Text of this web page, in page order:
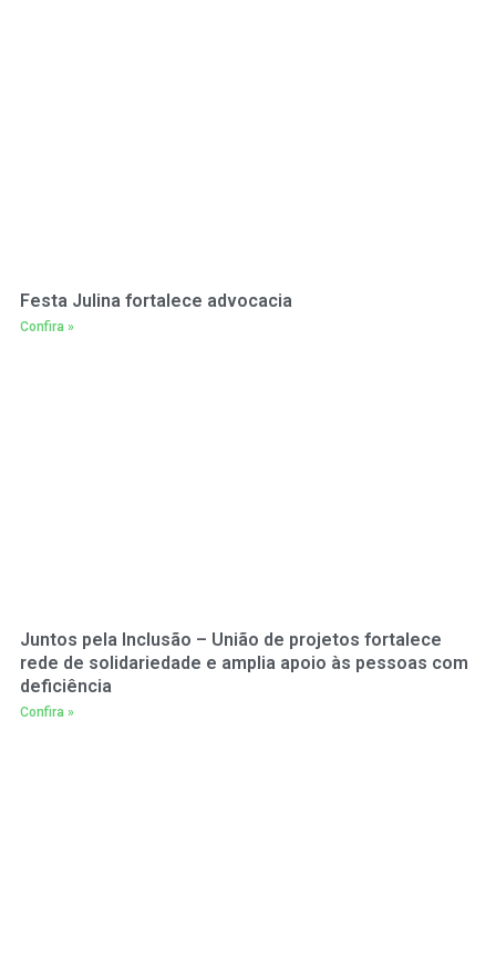
Festa Julina fortalece advocacia
Confira »
Juntos pela Inclusão – União de projetos fortalece
rede de solidariedade e amplia apoio às pessoas com
deficiência
Confira »